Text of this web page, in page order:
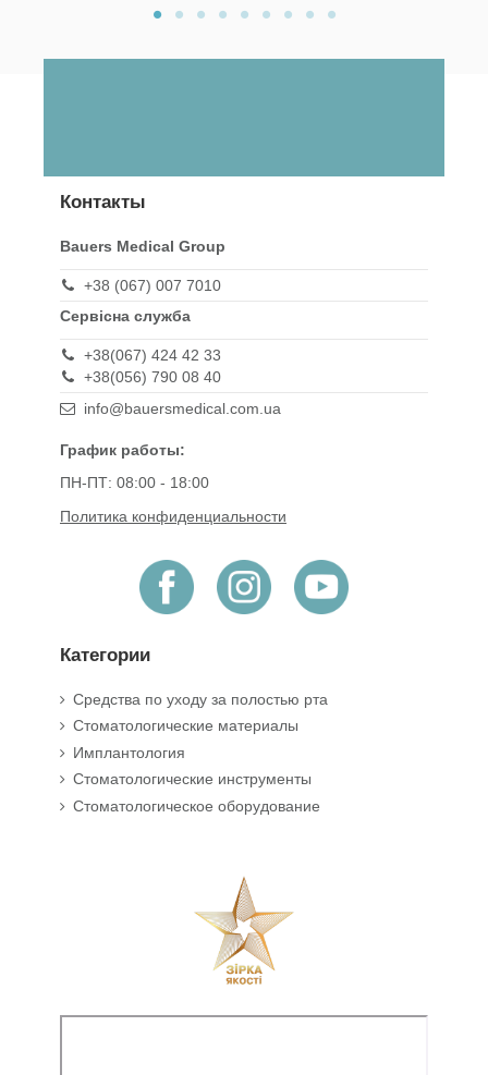
Контакты
Bauers Medical Group
+38 (067) 007 7010
Сервісна служба
+38(067) 424 42 33
+38(056) 790 08 40
info@bauersmedical.com.ua
График работы:
ПН-ПТ: 08:00 - 18:00
Политика конфиденциальности
Категории
Средства по уходу за полостью рта
Стоматологические материалы
Имплантология
Стоматологические инструменты
Стоматологическое оборудование